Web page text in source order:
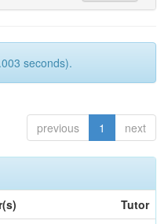
seconds).
previous 1 next
Tutor